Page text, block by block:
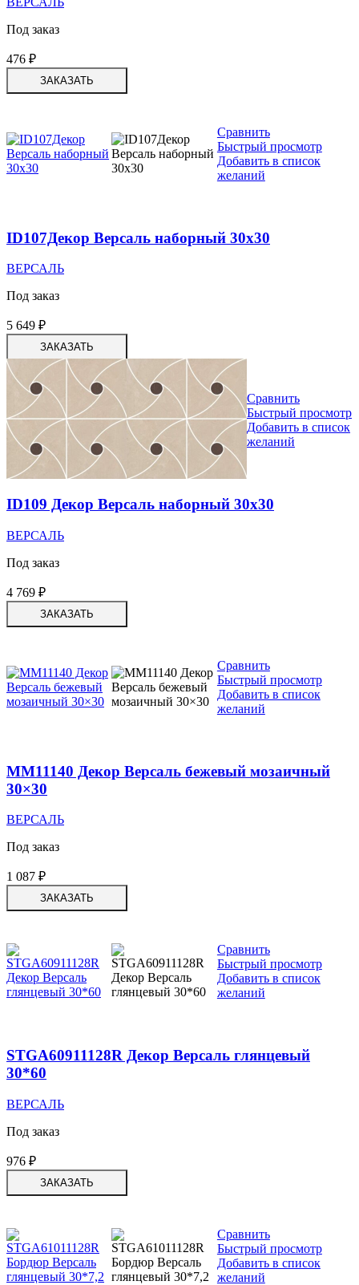
Под заказ
476 ₽
ЗАКАЗАТЬ
Сравнить
Быстрый просмотр
Добавить в список
желаний
ID107Декор Версаль наборный 30х30
ВЕРСАЛЬ
Под заказ
5 649 ₽
ЗАКАЗАТЬ
Сравнить
Быстрый просмотр
Добавить в список
желаний
ID109 Декор Версаль наборный 30х30
ВЕРСАЛЬ
Под заказ
4 769 ₽
ЗАКАЗАТЬ
Сравнить
Быстрый просмотр
Добавить в список
желаний
MM11140 Декор Версаль бежевый мозаичный
30×30
ВЕРСАЛЬ
Под заказ
1 087 ₽
ЗАКАЗАТЬ
Сравнить
Быстрый просмотр
Добавить в список
желаний
STGA60911128R Декор Версаль глянцевый
30*60
ВЕРСАЛЬ
Под заказ
976 ₽
ЗАКАЗАТЬ
Сравнить
Быстрый просмотр
Добавить в список
желаний